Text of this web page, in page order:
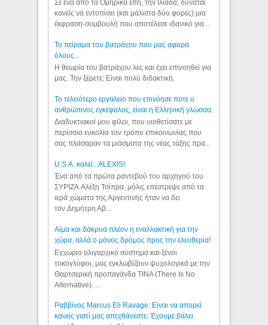
Σε ένα από τα Ομηρικά έπη, την Ιλιάδα, δύναται
κανείς να εντοπίσει (και μάλιστα δύο φορές) μια
έκφραση-συμβουλή που αποτέλεσε ιδανικό για...
Το πείραμα του βατράχου που μας αφορά
όλους...
Η θεωρία του βατράχου λες και έχει επινοηθεί για
μας. Την ξέρετε; Είναι πολύ διδακτική.
Το τελειότερο εργαλείο που επινόησε ποτε ο
ανθρώπινος εγκέφαλος, είναι η Ελληνική γλώσσα.
Διαδυκτιακοί μου φίλοι, που υιοθετίσατε με
περίσσια ευκολία τον τρόπο επικοινωνίας που
σας πλάσαραν τα μιάσματα της νέας τάξης πρα...
U.S.A. καλεί...ALEXIS!
Ένα από τα πρώτα ραντεβού του αρχηγού του
ΣΥΡΙΖΑ Αλέξη Τσίπρα, μόλις επέστρεψε από τα
ιερά χώματα της Αργεντινής ήταν να δει
τον Δημήτρη Αβ...
Αίμα και δάκρυα πλέον η εναλλακτική για την
χώρα, αλλά ο μόνος δρόμος προς την ελευθερία!
Εγχώριο ολιγαρχικό σύστημα και ξένοι
τοκογλύφοι, μας εγκλωβίζουν ψυχολογικά με την
Θαρτσερική προπαγάνδα TINA (There Is No
Alternative). ...
Ραββίνος Marcus Eli Ravage: Είναι να απορεί
κανείς γιατί μας απεχθάνεστε; Έχουμε βάλει